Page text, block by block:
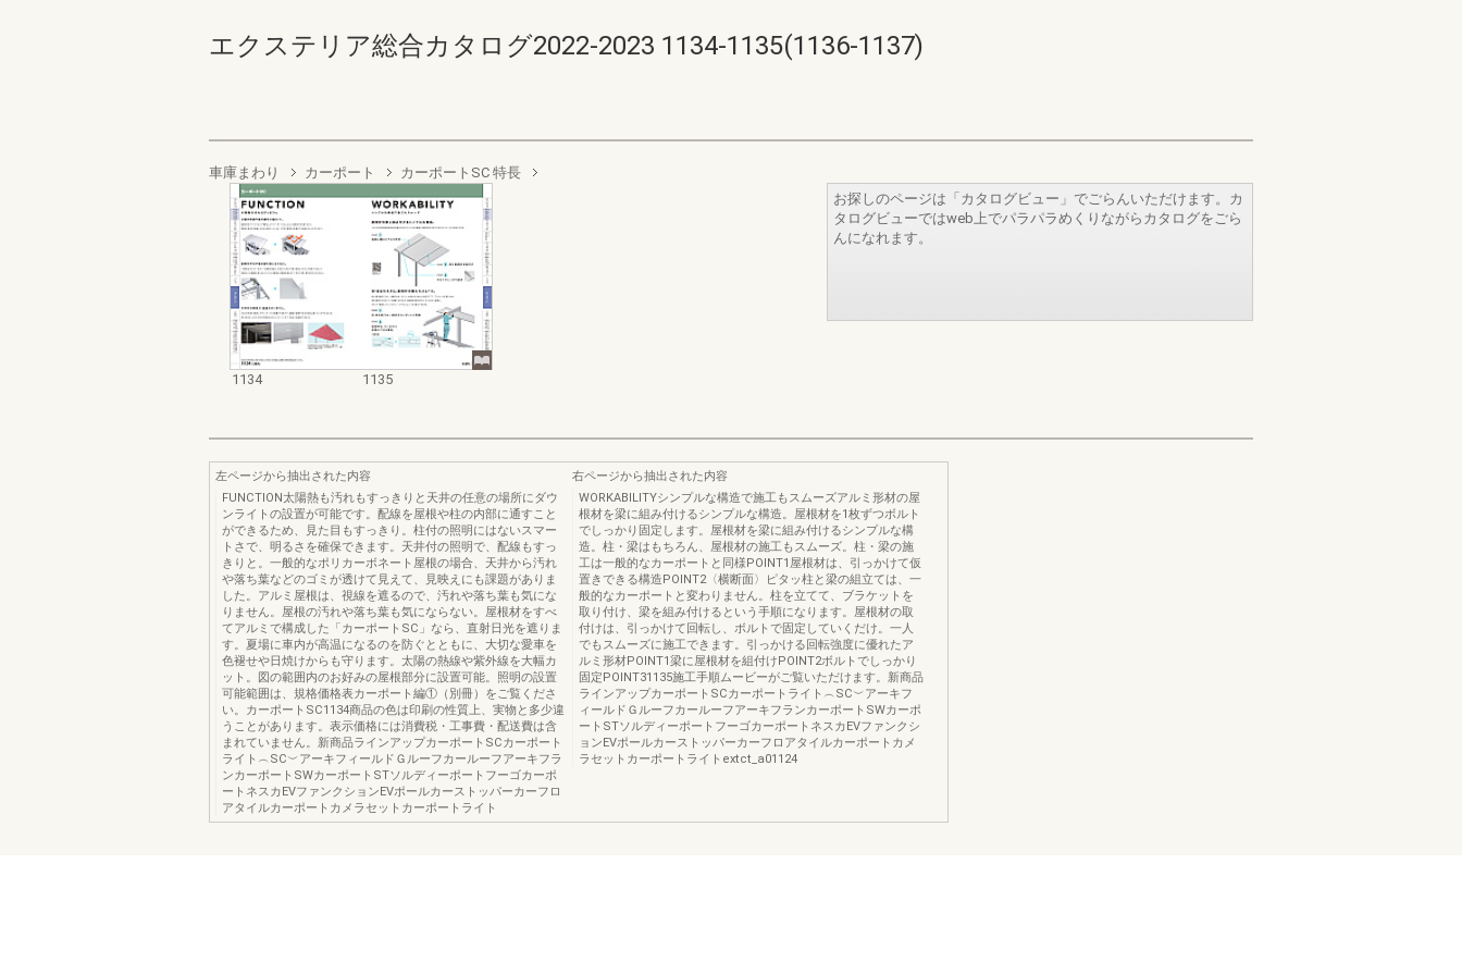
エクステリア総合カタログ2022-2023 1134-1135(1136-1137)
車庫まわり カーポート カーポートSC 特長
1134 1135
お探しのページは「カタログビュー」でごらんいただけます。カ
タログビューではweb上でパラパラめくりながらカタログをごら
んになれます。
左ページから抽出された内容
FUNCTION太陽熱も汚れもすっきりと天井の任意の場所にダウ
ンライトの設置が可能です。配線を屋根や柱の内部に通すこと
ができるため、見た目もすっきり。柱付の照明にはないスマー
トさで、明るさを確保できます。天井付の照明で、配線もすっ
きりと。一般的なポリカーボネート屋根の場合、天井から汚れ
や落ち葉などのゴミが透けて見えて、見映えにも課題がありま
した。アルミ屋根は、視線を遮るので、汚れや落ち葉も気にな
りません。屋根の汚れや落ち葉も気にならない。屋根材をすべ
てアルミで構成した「カーポートSC」なら、直射日光を遮りま
す。夏場に車内が高温になるのを防ぐとともに、大切な愛車を
色褪せや日焼けからも守ります。太陽の熱線や紫外線を大幅カ
ット。図の範囲内のお好みの屋根部分に設置可能。照明の設置
可能範囲は、規格価格表カーポート編①（別冊）をご覧くださ
い。カーポートSC1134商品の色は印刷の性質上、実物と多少違
うことがあります。表示価格には消費税・工事費・配送費は含
まれていません。新商品ラインアップカーポートSCカーポート
ライト︵SC︶アーキフィールドＧルーフカールーフアーキフラ
ンカーポートSWカーポートSTソルディーポートフーゴカーポ
ートネスカEVファンクションEVポールカーストッパーカーフロ
アタイルカーポートカメラセットカーポートライト
右ページから抽出された内容
WORKABILITYシンプルな構造で施工もスムーズアルミ形材の屋
根材を梁に組み付けるシンプルな構造。屋根材を1枚ずつボルト
でしっかり固定します。屋根材を梁に組み付けるシンプルな構
造。柱・梁はもちろん、屋根材の施工もスムーズ。柱・梁の施
工は一般的なカーポートと同様POINT1屋根材は、引っかけて仮
置きできる構造POINT2〈横断面〉ピタッ柱と梁の組立ては、一
般的なカーポートと変わりません。柱を立てて、ブラケットを
取り付け、梁を組み付けるという手順になります。屋根材の取
付けは、引っかけて回転し、ボルトで固定していくだけ。一人
でもスムーズに施工できます。引っかける回転強度に優れたア
ルミ形材POINT1梁に屋根材を組付けPOINT2ボルトでしっかり
固定POINT31135施工手順ムービーがご覧いただけます。新商品
ラインアップカーポートSCカーポートライト︵SC︶アーキフ
ィールドＧルーフカールーフアーキフランカーポートSWカーポ
ートSTソルディーポートフーゴカーポートネスカEVファンクシ
ョンEVポールカーストッパーカーフロアタイルカーポートカメ
ラセットカーポートライトextct_a01124